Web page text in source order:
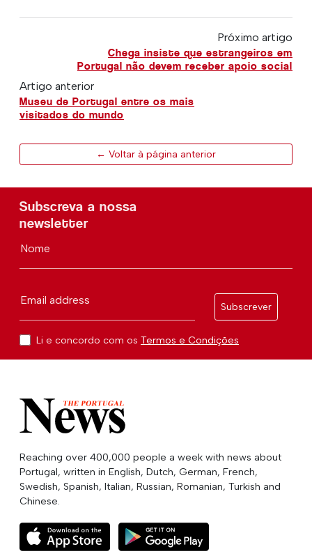
Próximo artigo
Chega insiste que estrangeiros em
Portugal não devem receber apoio social
Artigo anterior
Museu de Portugal entre os mais
visitados do mundo
← Voltar à página anterior
Subscreva a nossa
newsletter
Nome
Email address
Subscrever
Li e concordo com os Termos e Condições
Reaching over 400,000 people a week with news about
Portugal, written in English, Dutch, German, French,
Swedish, Spanish, Italian, Russian, Romanian, Turkish and
Chinese.